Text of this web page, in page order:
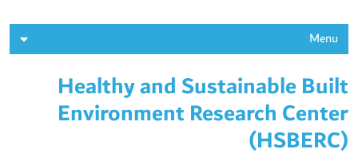
Menu
Healthy and Sustainable Built
Environment Research Center
(HSBERC)